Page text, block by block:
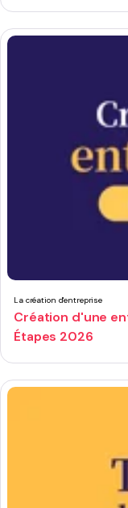
La création d'entreprise
Création d'une
Étapes 2026